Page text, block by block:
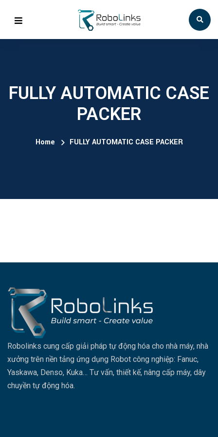
FULLY AUTOMATIC CASE
PACKER
Home FULLY AUTOMATIC CASE PACKER
Robolinks cung cấp giải pháp tự động hóa cho nhà máy, nhà
xưởng trên nền tảng ứng dụng Robot công nghiệp: Fanuc,
Yaskawa, Denso, Kuka… Tư vấn, thiết kế, nâng cấp máy, dây
chuyền tự động hóa.